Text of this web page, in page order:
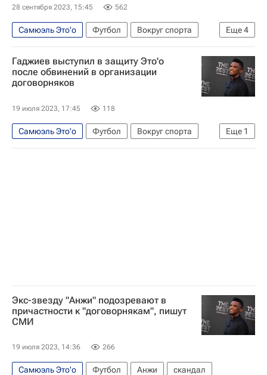
28 сентября 2023, 15:45 562
Еще4
Самюэль Это'о Футбол
Вокруг спорта
Барселона
Анжи
Международная федерация футбола (ФИФА)
Джанни Инфантино
Гаджиев выступил в защиту Это'о
после обвинений в организации
договорняков
19 июля 2023, 17:45 118
Еще 1
Самюэль Это'о Футбол
Вокруг спорта
Гаджи Гаджиев
Экс-звезду "Анжи" подозревают в
причастности к "договорнякам", пишут
СМИ
19 июля 2023, 14:36 266
Самюэль Это'о Футбол Анжи скандал